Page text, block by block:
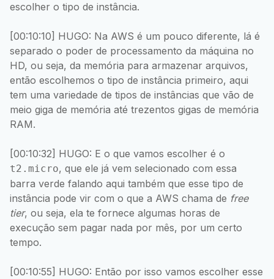
escolher o tipo de instância.
[00:10:10] HUGO: Na AWS é um pouco diferente, lá é
separado o poder de processamento da máquina no
HD, ou seja, da memória para armazenar arquivos,
então escolhemos o tipo de instância primeiro, aqui
tem uma variedade de tipos de instâncias que vão de
meio giga de memória até trezentos gigas de memória
RAM.
[00:10:32] HUGO: E o que vamos escolher é o
t2.micro, que ele já vem selecionado com essa
barra verde falando aqui também que esse tipo de
instância pode vir com o que a AWS chama de free
tier, ou seja, ela te fornece algumas horas de
execução sem pagar nada por mês, por um certo
tempo.
[00:10:55] HUGO: Então por isso vamos escolher esse